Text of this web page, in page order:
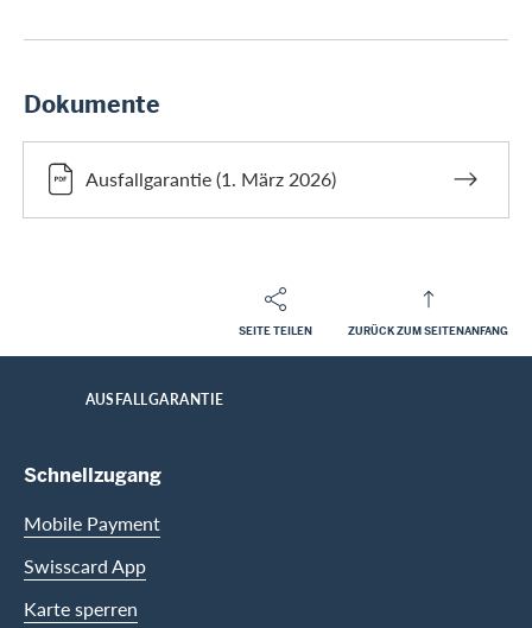
Dokumente
Ausfallgarantie (1. März 2026)
SEITE TEILEN ZURÜCK ZUM SEITENANFANG
Footer
AUSFALLGARANTIE
Footer Navigation
Schnellzugang
Mobile Payment
Swisscard App
Karte sperren